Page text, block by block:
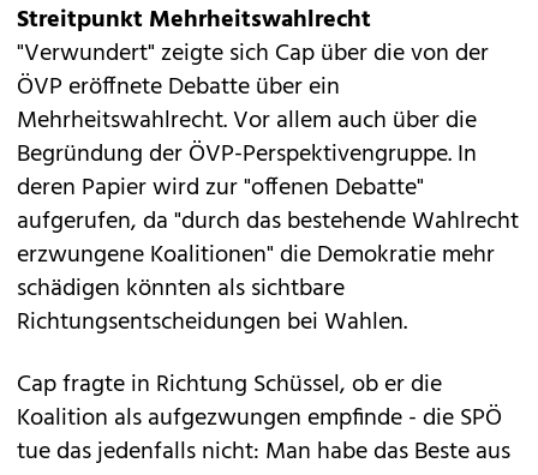
Streitpunkt Mehrheitswahlrecht
"Verwundert" zeigte sich Cap über die von der
ÖVP eröffnete Debatte über ein
Mehrheitswahlrecht. Vor allem auch über die
Begründung der ÖVP-Perspektivengruppe. In
deren Papier wird zur "offenen Debatte"
aufgerufen, da "durch das bestehende Wahlrecht
erzwungene Koalitionen" die Demokratie mehr
schädigen könnten als sichtbare
Richtungsentscheidungen bei Wahlen.
Cap fragte in Richtung Schüssel, ob er die
Koalition als aufgezwungen empfinde - die SPÖ
tue das jedenfalls nicht: Man habe das Beste aus